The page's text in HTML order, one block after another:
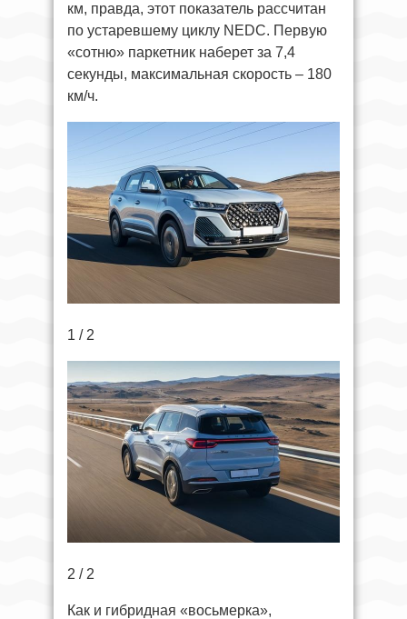
км, правда, этот показатель рассчитан
по устаревшему циклу NEDC. Первую
«сотню» паркетник наберет за 7,4
секунды, максимальная скорость – 180
км/ч.
1 / 2
2 / 2
Как и гибридная «восьмерка»,